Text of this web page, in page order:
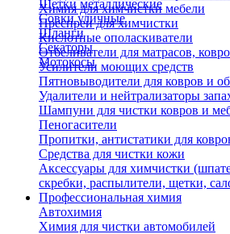
Щетки металлические
Совки уличные
Шланги
Секаторы
Мотокосы
Химия для химчистки мебели
Преспреи для химчистки
Кислотные ополаскиватели
Отбеливатели для матрасов,
Усилители моющих средств
Пятновыводители для ковров и
Удалители и нейтрализаторы
Шампуни для чистки ковров и
Пеногасители
Пропитки, антистатики для
Средства для чистки кожи
Аксессуары для химчистки
скребки, распылители, щетки,
Профессиональная химия
Автохимия
Химия для чистки автомобилей